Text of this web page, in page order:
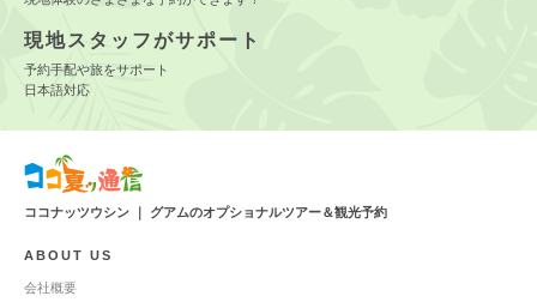
現地スタッフがサポート
予約手配や旅をサポート
日本語対応
ココナッツウシン ｜ グアムのオプショナルツアー＆観光予約
ABOUT US
会社概要